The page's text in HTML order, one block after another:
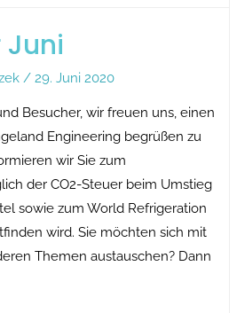
Juni
/ 29. Juni 2020
Besucher, wir freuen uns, einen
Engineering begrüßen zu
wir Sie zum
der CO2-Steuer beim Umstieg
sowie zum World Refrigeration
wird. Sie möchten sich mit
Themen austauschen? Dann